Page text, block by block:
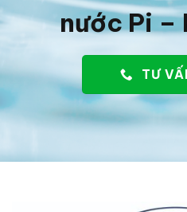
nước Pi –
TƯ